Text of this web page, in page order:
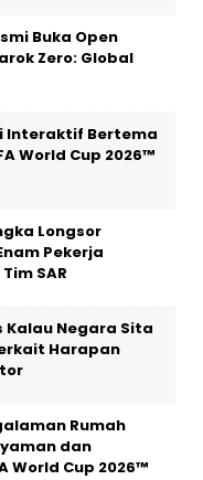
Buka Open
Zero: Global
Interaktif Bertema
World Cup 2026™
Longsor
Pekerja
SAR
Kalau Negara Sita
Harapan
Rumah
dan
World Cup 2026™